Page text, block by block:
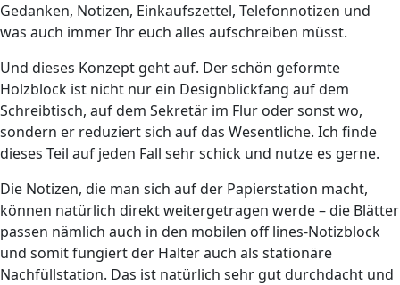
Gedanken, Notizen, Einkaufszettel, Telefonnotizen und
was auch immer Ihr euch alles aufschreiben müsst.
Und dieses Konzept geht auf. Der schön geformte
Holzblock ist nicht nur ein Designblickfang auf dem
Schreibtisch, auf dem Sekretär im Flur oder sonst wo,
sondern er reduziert sich auf das Wesentliche. Ich finde
dieses Teil auf jeden Fall sehr schick und nutze es gerne.
Die Notizen, die man sich auf der Papierstation macht,
können natürlich direkt weitergetragen werde – die Blätter
passen nämlich auch in den mobilen off lines-Notizblock
und somit fungiert der Halter auch als stationäre
Nachfüllstation. Das ist natürlich sehr gut durchdacht und